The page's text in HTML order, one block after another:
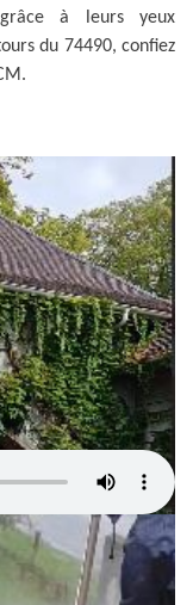
à leurs yeux
du 74490, confiez